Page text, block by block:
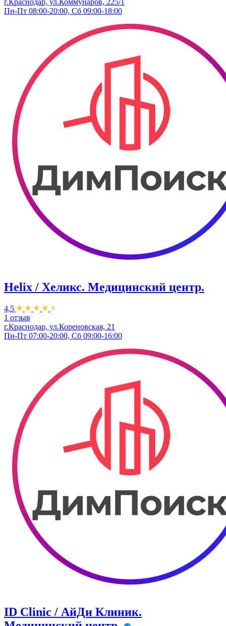
г.Краснодар, ул.Коммунаров, 225/1
Пн-Пт 08:00-20:00, Сб 09:00-18:00
Helix / Хеликс. Медицинский центр.
4,5
1 отзыв
г.Краснодар, ул.Кореновская, 21
Пн-Пт 07:00-20:00, Сб 09:00-16:00
ID Clinic / АйДи Клиник.